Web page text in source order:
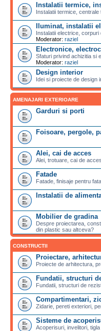
Instalatii termice,
Instalatii termice,
Iluminat, instalatii
Instalatii electrice, corpuri
Moderator: raziel
Electronice,
Sfaturi privind achizitia si
Moderator: raziel
Design interior
Idei si proiecte de design
AMENAJARI EXTERIOARE
Garduri si porti
Foisoare, pergole,
Alei, cai de acces
Alei, trotuare, cai de
Fatade
Fatade, finisaje pentru
Instalatii de
Mobilier de gradina
Despre proiectarea,
din plastic sau altceva?
CONSTRUCTII
Proiectare,
Proiecte de arhitectura,
Fundatii, structuri
Fundatii, structuri de
Compartimentari,
Zidarie, pereti exteriori,
Sisteme de
Acoperisuri, invelitori,